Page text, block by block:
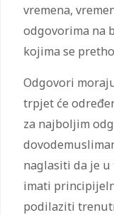
vremena,
odgovorima na
kojima se
Odgovori
trpjet će
za najboljim
naglasiti da je
imati
podilaziti